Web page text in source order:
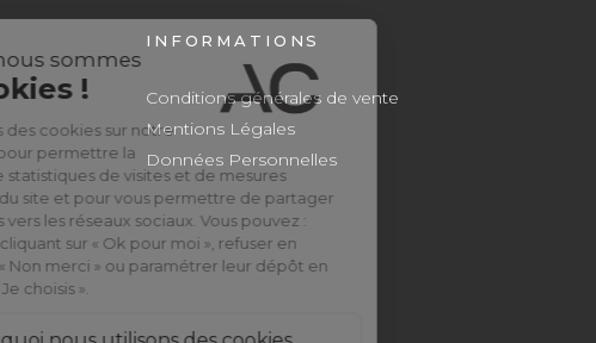
INFORMATIONS
Conditions générales de vente
Mentions Légales
Données Personnelles